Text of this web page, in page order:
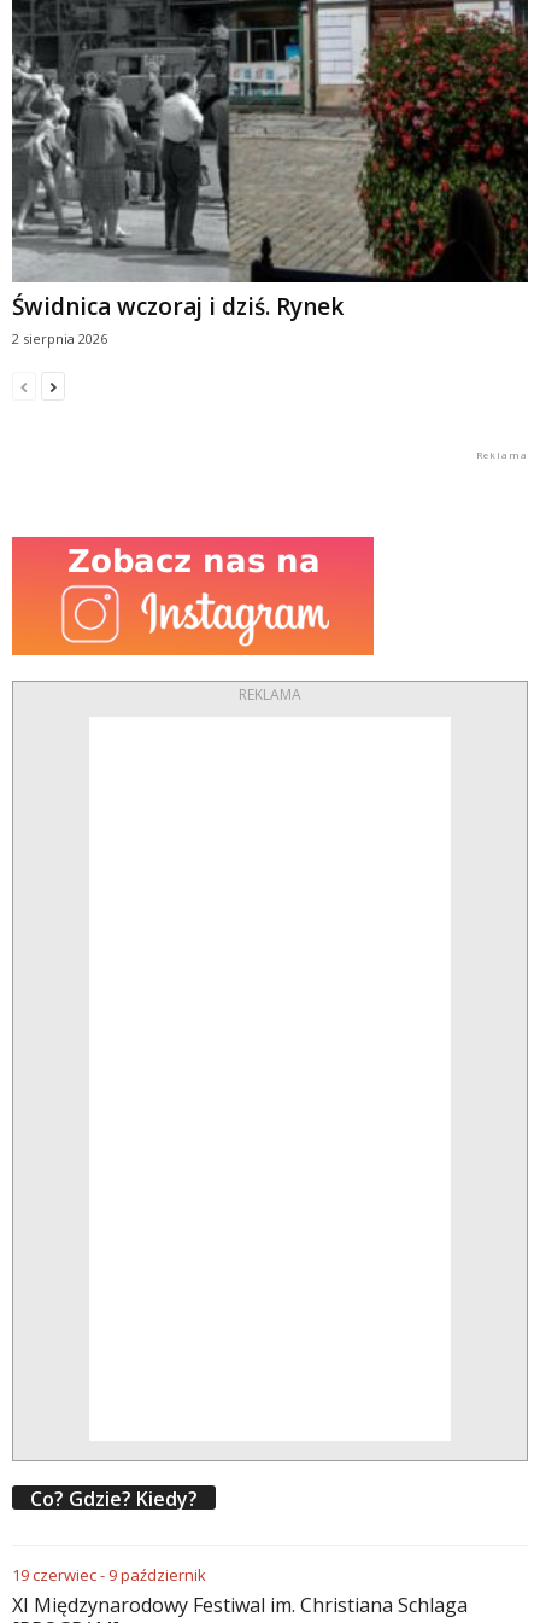
Świdnica wczoraj i dziś. Rynek
2 sierpnia 2026
REKLAMA
Co? Gdzie? Kiedy?
19czerwiec- 9październik
XI Międzynarodowy Festiwal im. Christiana Schlaga